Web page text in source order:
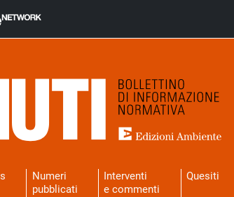
Numeri
pubblicati
Interventi
e commenti
Quesiti